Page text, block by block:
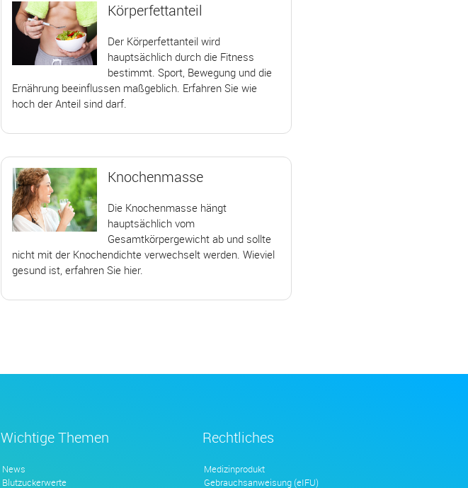
Körperfettanteil
Der Körperfettanteil wird
hauptsächlich durch die Fitness
bestimmt. Sport, Bewegung und die
Ernährung beeinflussen maßgeblich. Erfahren Sie wie
hoch der Anteil sind darf.
Knochenmasse
Die Knochenmasse hängt
hauptsächlich vom
Gesamtkörpergewicht ab und sollte
nicht mit der Knochendichte verwechselt werden. Wieviel
gesund ist, erfahren Sie hier.
Wichtige Themen
News
Blutzuckerwerte
Rechtliches
Medizinprodukt
Gebrauchsanweisung (eIFU)